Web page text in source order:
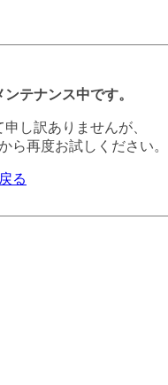
テナンス中です。
し訳ありませんが、
ら再度お試しください。
戻る